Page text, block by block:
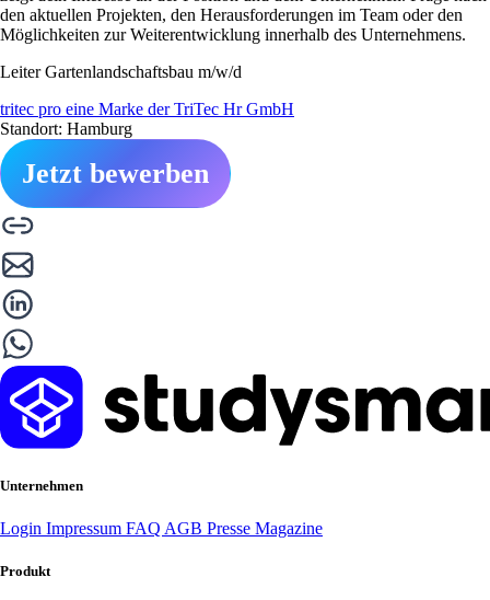
den aktuellen Projekten, den Herausforderungen im Team oder den
Möglichkeiten zur Weiterentwicklung innerhalb des Unternehmens.
Leiter Gartenlandschaftsbau m/w/d
tritec pro eine Marke der TriTec Hr GmbH
Standort: Hamburg
Jetzt bewerben
Unternehmen
Login Impressum FAQ AGB Presse Magazine
Produkt